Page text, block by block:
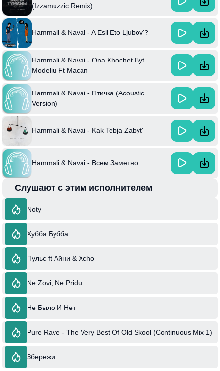
(Izzamuzzic Remix)
Hammali & Navai - A Esli Eto Ljubov'?
Hammali & Navai - Ona Khochet Byt
Modeliu Ft Macan
Hammali & Navai - Птичка (Acoustic
Version)
Hammali & Navai - Kak Tebja Zabyt'
Hammali & Navai - Всем Заметно
Слушают с этим исполнителем
Noty
Хубба Бубба
Пульс ft Айни & Xcho
Ne Zovi, Ne Pridu
Не Было И Нет
Pure Rave - The Very Best Of Old Skool (Continuous Mix 1)
Збережи